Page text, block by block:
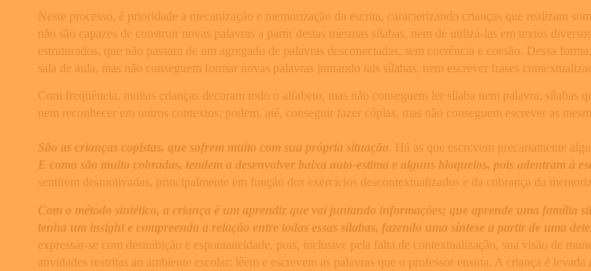
Neste processo, é prioridade a mecanização e memorização da escrita, caracterizando crianças que realizam
não são capazes de construir novas palavras a partir destas mesmas sílabas, nem de utilizá-las em textos
estruturados, que não passam de um agregado de palavras desconectadas, sem coerência e coesão. Dessa
sala de aula, mas não conseguem formar novas palavras juntando tais sílabas, nem escrever frases
Com freqüência, muitas crianças decoram todo o alfabeto, mas não conseguem ler sílaba nem palavra; sílabas
nem reconhecer em outros contextos; podem, até, conseguir fazer cópias, mas não conseguem escrever as
São as crianças copistas, que sofrem muito com sua própria situação . Há as que escrevem precariamente
E como são muito cobradas, tendem a desenvolver baixa auto-estima e alguns bloqueios, pois adentram à
sentirem desmotivadas, principalmente em função dos exercícios descontextualizados e da cobrança da
Com o método sintético, a criança é um aprendiz que vai juntando informações; que aprende uma família
tenha um insight e compreenda a relação entre todas essas sílabas, fazendo uma síntese a partir de uma
expressar-se com desinibição e espontaneidade, pois, inclusive pela falta de contextualização, sua visão de
atividades restritas ao ambiente escolar: lêem e escrevem as palavras que o professor ensina. A criança é